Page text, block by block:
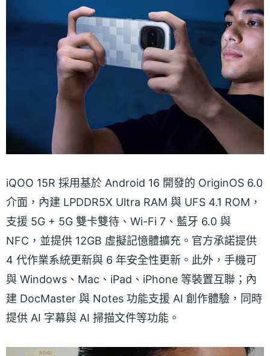
iQOO 15R 採用基於 Android 16 開發的 OriginOS 6.0
介面，內建 LPDDR5X Ultra RAM 與 UFS 4.1 ROM，
支援 5G + 5G 雙卡雙待、Wi-Fi 7、藍牙 6.0 與
NFC，並提供 12GB 虛擬記憶體擴充。官方承諾提供
4 代作業系統更新與 6 年安全性更新。此外，手機可
與 Windows、Mac、iPad、iPhone 等裝置互聯；內
建 DocMaster 與 Notes 功能支援 AI 創作體驗，同時
提供 AI 字幕與 AI 掃描文件等功能。